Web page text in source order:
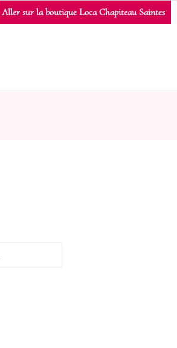
Aller sur la boutique Loca Chapiteau Saintes